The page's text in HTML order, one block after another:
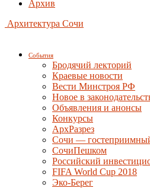
Архив
Архитектура Сочи
События
Бродячий лекторий
Краевые новости
Вести Минстроя РФ
Новое в
Объявления и анонсы
Конкурсы
АрхРазрез
Сочи —
СочиПешком
Российский
FIFA World Cup 2018
Эко-Берег